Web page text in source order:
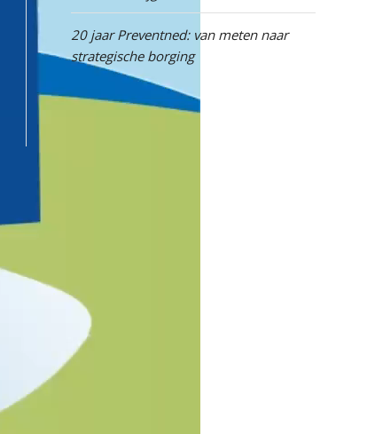
20 jaar Preventned: van meten naar
strategische borging